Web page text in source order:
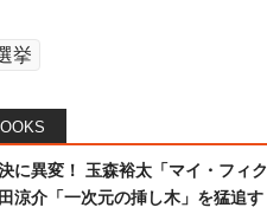
挙
に異変！ 玉森裕太「マイ・フィク
涼介「一次元の挿し木」を猛追す